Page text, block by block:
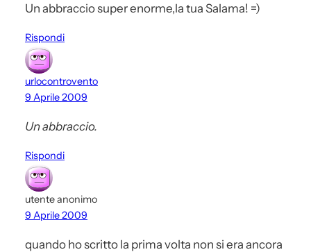
Un abbraccio super enorme,la tua Salama! =)
Rispondi
urlocontrovento
9 Aprile 2009
Un abbraccio.
Rispondi
utente anonimo
9 Aprile 2009
quando ho scritto la prima volta non si era ancora